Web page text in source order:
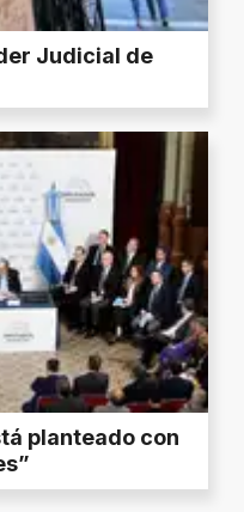
Judicial de
planteado con